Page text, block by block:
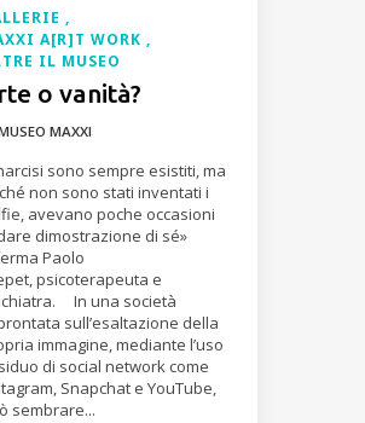
A[R]T WORK
IL MUSEO
o vanità?
MAXXI
sono sempre esistiti, ma
non sono stati inventati i
avevano poche occasioni
dimostrazione di sé»
Paolo
psicoterapeuta e
In una società
sull’esaltazione della
immagine, mediante l’uso
di social network come
Snapchat e YouTube,
sembrare...